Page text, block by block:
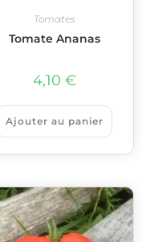
Tomates
Tomate Ananas
4,10 €
Ajouter au panier